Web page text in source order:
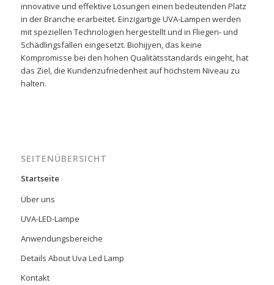
innovative und effektive Lösungen einen bedeutenden Platz
in der Branche erarbeitet. Einzigartige UVA-Lampen werden
mit speziellen Technologien hergestellt und in Fliegen- und
Schädlingsfallen eingesetzt. Biohijyen, das keine
Kompromisse bei den hohen Qualitätsstandards eingeht, hat
das Ziel, die Kundenzufriedenheit auf höchstem Niveau zu
halten.
SEITENÜBERSICHT
Startseite
Über uns
UVA-LED-Lampe
Anwendungsbereiche
Details About Uva Led Lamp
Kontakt